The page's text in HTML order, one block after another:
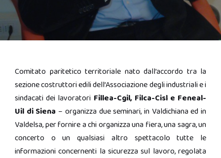
Comitato paritetico territoriale nato dall’accordo tra la
sezione costruttori edili dell’Associazione degli industriali e i
sindacati dei lavoratori Fillea-Cgil, Filca-Cisl e Feneal-
Uil di Siena – organizza due seminari, in Valdichiana ed in
Valdelsa, per fornire a chi organizza una fiera, una sagra, un
concerto o un qualsiasi altro spettacolo tutte le
informazioni concernenti la sicurezza sul lavoro, regolata